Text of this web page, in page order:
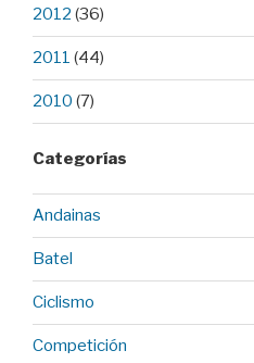
2012 (36)
2011 (44)
2010 (7)
Categorías
Andainas
Batel
Ciclismo
Competición